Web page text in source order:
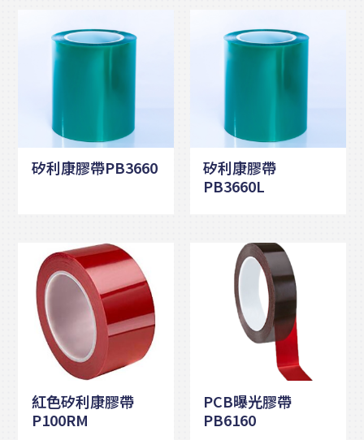
矽利康膠帶PB3660
矽利康膠帶
PB3660L
紅色矽利康膠帶
P100RM
PCB曝光膠帶
PB6160